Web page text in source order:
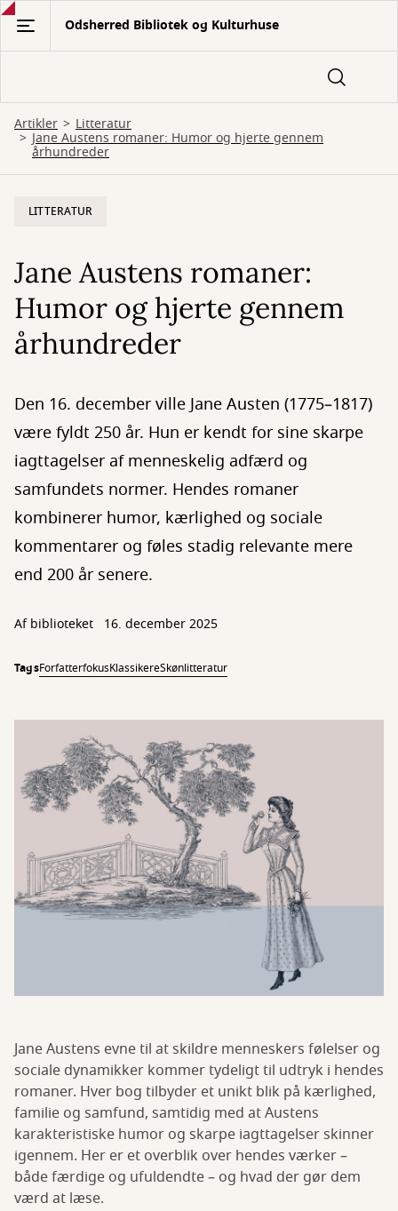
Gå
hovedindhold
Odsherred Bibliotek og Kulturhuse
Artikler Litteratur
Jane Austens romaner: Humor og hjerte gennem
århundreder
LITTERATUR
Jane Austens romaner:
Humor og hjerte gennem
århundreder
Den 16. december ville Jane Austen (1775–1817)
være fyldt 250 år. Hun er kendt for sine skarpe
iagttagelser af menneskelig adfærd og
samfundets normer. Hendes romaner
kombinerer humor, kærlighed og sociale
kommentarer og føles stadig relevante mere
end 200 år senere.
Af biblioteket 16. december 2025
TagsForfatterfokusKlassikereSkønlitteratur
Jane Austens evne til at skildre menneskers følelser og
sociale dynamikker kommer tydeligt til udtryk i hendes
romaner. Hver bog tilbyder et unikt blik på kærlighed,
familie og samfund, samtidig med at Austens
karakteristiske humor og skarpe iagttagelser skinner
igennem. Her er et overblik over hendes værker –
både færdige og ufuldendte – og hvad der gør dem
værd at læse.